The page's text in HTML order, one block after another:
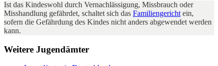
Ist das Kindeswohl durch Vernachlässigung, Missbrauch oder
Misshandlung gefährdet, schaltet sich das Familiengericht ein,
sofern die Gefährdung des Kindes nicht anders abgewendet werden
kann.
Weitere Jugendämter